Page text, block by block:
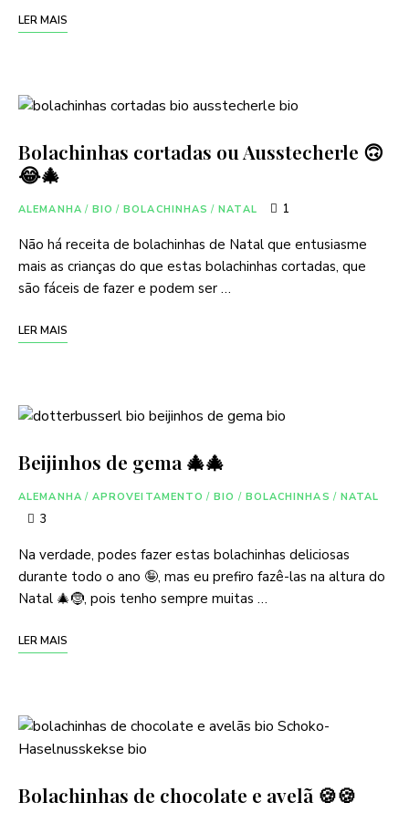
LER MAIS
Bolachinhas cortadas ou Ausstecherle 🙃
😂🎄
ALEMANHA / BIO / BOLACHINHAS / NATAL 1
Não há receita de bolachinhas de Natal que entusiasme
mais as crianças do que estas bolachinhas cortadas, que
são fáceis de fazer e podem ser …
LER MAIS
Beijinhos de gema 🎄🎄
ALEMANHA / APROVEITAMENTO / BIO / BOLACHINHAS / NATAL
3
Na verdade, podes fazer estas bolachinhas deliciosas
durante todo o ano 🤪, mas eu prefiro fazê-las na altura do
Natal 🎄🤶, pois tenho sempre muitas …
LER MAIS
Bolachinhas de chocolate e avelã 🍪🍪